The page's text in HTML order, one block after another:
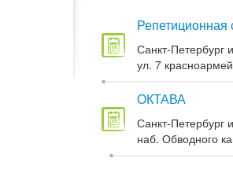
Репетиционная
Санкт-Петербург
ул. 7
ОКТАВА
Санкт-Петербург
наб. Обводного